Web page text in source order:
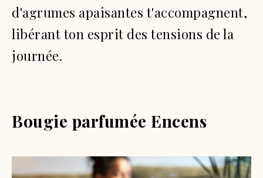
d'agrumes apaisantes t'accompagnent,
libérant ton esprit des tensions de la
journée.
Bougie parfumée Encens